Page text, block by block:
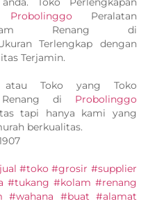
Probolinggo Peralatan
Renang di
Terlengkap dengan
Terjamin.
atau Toko yang Toko
Renang di Probolinggo
tapi hanya kami yang
berkualitas.
#toko #grosir #supplier
#tukang #kolam #renang
#wahana #buat #alamat